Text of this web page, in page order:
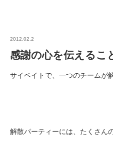
2012.02.2
感謝の心を伝えるこ
サイベイトで、一つのチームが
解散パーティーには、たくさん